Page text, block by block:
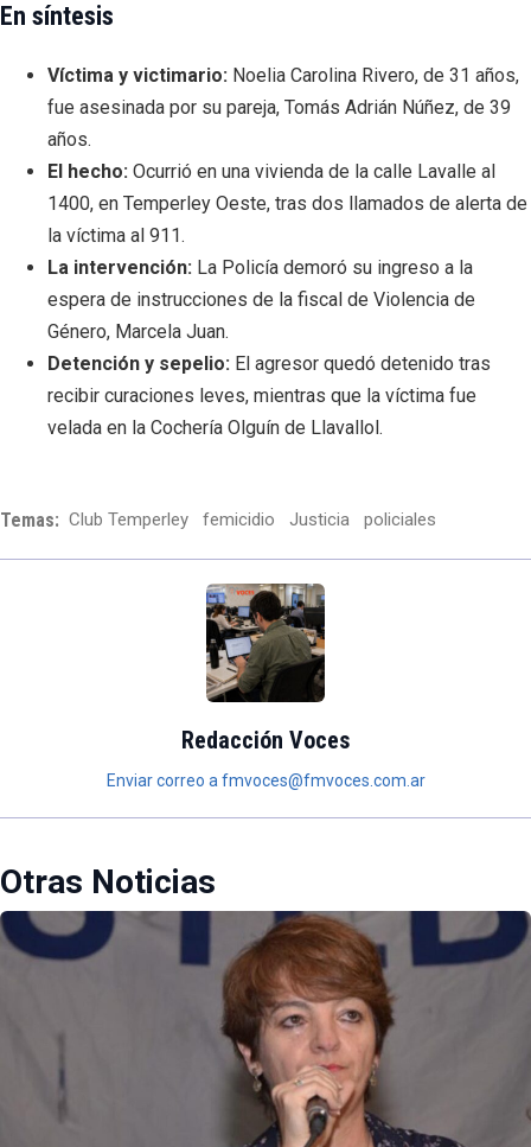
En síntesis
Víctima y victimario: Noelia Carolina Rivero, de 31 años,
fue asesinada por su pareja, Tomás Adrián Núñez, de 39
años.
El hecho: Ocurrió en una vivienda de la calle Lavalle al
1400, en Temperley Oeste, tras dos llamados de alerta de
la víctima al 911.
La intervención: La Policía demoró su ingreso a la
espera de instrucciones de la fiscal de Violencia de
Género, Marcela Juan.
Detención y sepelio: El agresor quedó detenido tras
recibir curaciones leves, mientras que la víctima fue
velada en la Cochería Olguín de Llavallol.
Temas: Club Temperley femicidio Justicia policiales
Redacción Voces
Enviar correo a fmvoces@fmvoces.com.ar
Otras Noticias